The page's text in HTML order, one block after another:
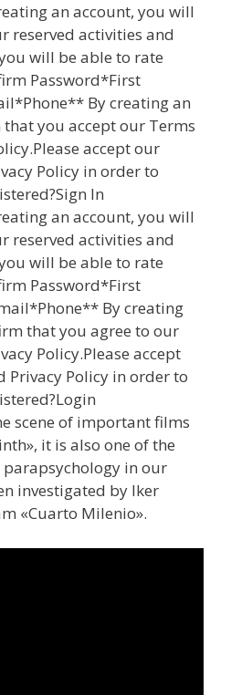
an account, you will
reserved activities and
will be able to rate
Password*First
By creating an
you accept our Terms
accept our
Policy in order to
In
an account, you will
reserved activities and
will be able to rate
Password*First
By creating
that you agree to our
Policy.Please accept
Privacy Policy in order to
scene of important films
it is also one of the
parapsychology in our
investigated by Iker
«Cuarto Milenio».